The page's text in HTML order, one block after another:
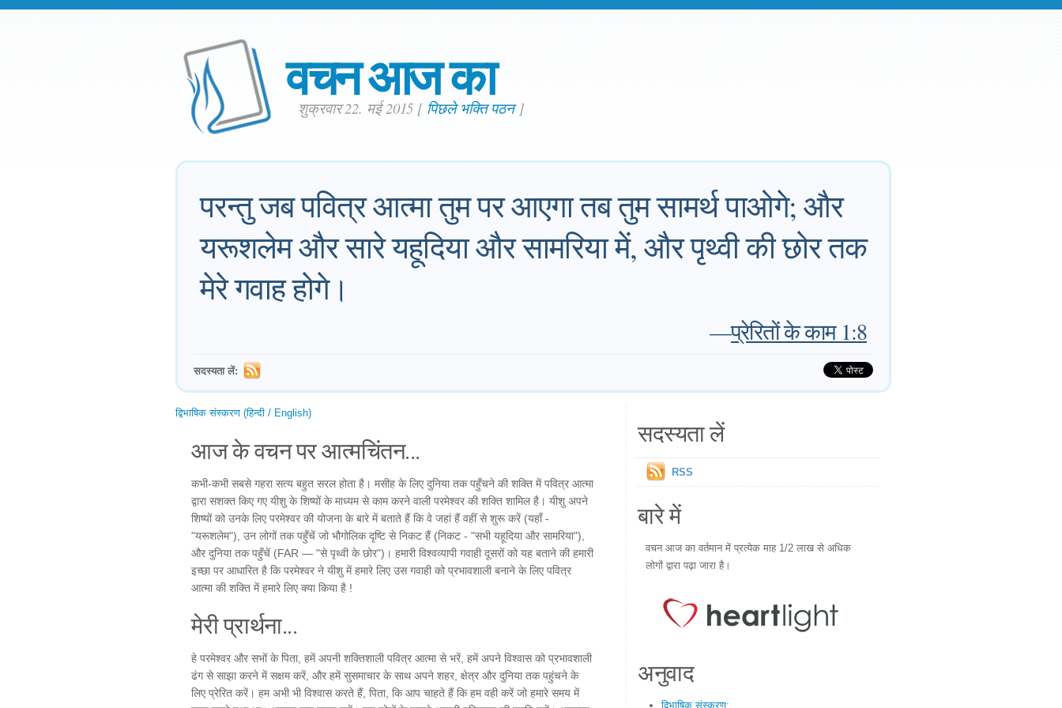
वचन आज का
शुक्रवार 22. मई 2015 [ पिछले भक्ति पठन]
परन्तु जब पवित्र आत्मा तुम पर आएगा तब तुम सामर्थ पाओगे; और
यरूशलेम और सारे यहूदिया और सामरिया में, और पृथ्वी की छोर तक
मेरे गवाह होगे।
—प्रेरितों के काम 1:8
सदस्यता लें:
द्विभाषिक संस्करण (हिन्दी / English)
आज के वचन पर आत्मचिंतन...
कभी-कभी सबसे गहरा सत्य बहुत सरल होता है। मसीह के लिए दुनिया तक पहुँचने की शक्ति में पवित्र आत्मा
द्वारा सशक्त किए गए यीशु के शिष्यों के माध्यम से काम करने वाली परमेश्वर की शक्ति शामिल है। यीशु अपने
शिष्यों को उनके लिए परमेश्वर की योजना के बारे में बताते हैं कि वे जहां हैं वहीं से शुरू करें (यहाँ -
"यरूशलेम"), उन लोगों तक पहुँचें जो भौगोलिक दृष्टि से निकट हैं (निकट - "सभी यहूदिया और सामरिया"),
और दुनिया तक पहुँचें (FAR — "से पृथ्वी के छोर")। हमारी विश्वव्यापी गवाही दूसरों को यह बताने की हमारी
इच्छा पर आधारित है कि परमेश्वर ने यीशु में हमारे लिए उस गवाही को प्रभावशाली बनाने के लिए पवित्र
आत्मा की शक्ति में हमारे लिए क्या किया है !
मेरी प्रार्थना...
हे परमेश्वर और सभों के पिता, हमें अपनी शक्तिशाली पवित्र आत्मा से भरें, हमें अपने विश्वास को प्रभावशाली
ढंग से साझा करने में सक्षम करें, और हमें सुसमाचार के साथ अपने शहर, क्षेत्र और दुनिया तक पहुंचने के
लिए प्रेरित करें। हम अभी भी विश्वास करते हैं, पिता, कि आप चाहते हैं कि हम वही करें जो हमारे समय में
सदस्यता लें
RSS
बारे में
वचन आज का वर्तमान में प्रत्येक माह 1/2 लाख से अधिक
लोगों द्वारा पढ़ा जारा है।
अनुवाद
द्विभाषिक संस्करण: